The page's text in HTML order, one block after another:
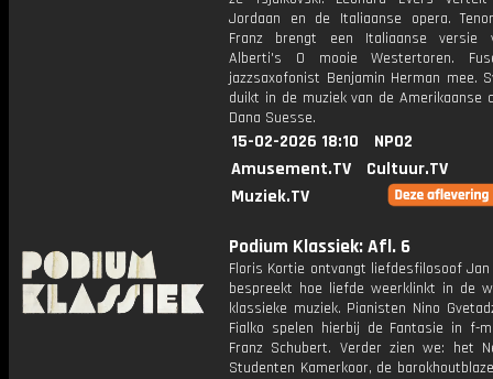
Jordaan en de Italiaanse opera.
Franz brengt een Italiaanse versie
Alberti's O mooie Westertoren.
jazzsaxofonist Benjamin Herman mee.
duikt in de muziek van de Amerikaanse
Dana Suesse.
15-02-2026 18:10
NPO2
Amusement.TV
Cultuur.TV
Muziek.TV
Podium Klassiek: Afl. 6
Floris Kortie ontvangt liefdesfilosoof
bespreekt hoe liefde weerklinkt in de
klassieke muziek. Pianisten Nino
Fialko spelen hierbij de Fantasie in f-
Franz Schubert. Verder zien we: het
Studenten Kamerkoor, de